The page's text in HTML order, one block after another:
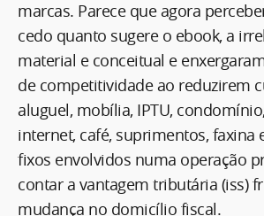
marcas. Parece que agora
cedo quanto sugere o ebook, a
material e conceitual e
de competitividade ao reduzirem
aluguel, mobília, IPTU,
internet, café, suprimentos, faxina
fixos envolvidos numa operação
contar a vantagem tributária (iss)
mudança no domicílio fiscal.